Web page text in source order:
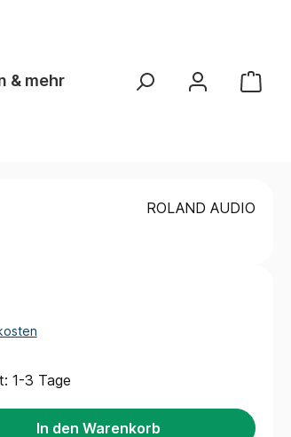
& mehr
ROLAND AUDIO
1-3 Tage
Wert ein oder benutze die Schaltflächen um die
In den Warenkorb